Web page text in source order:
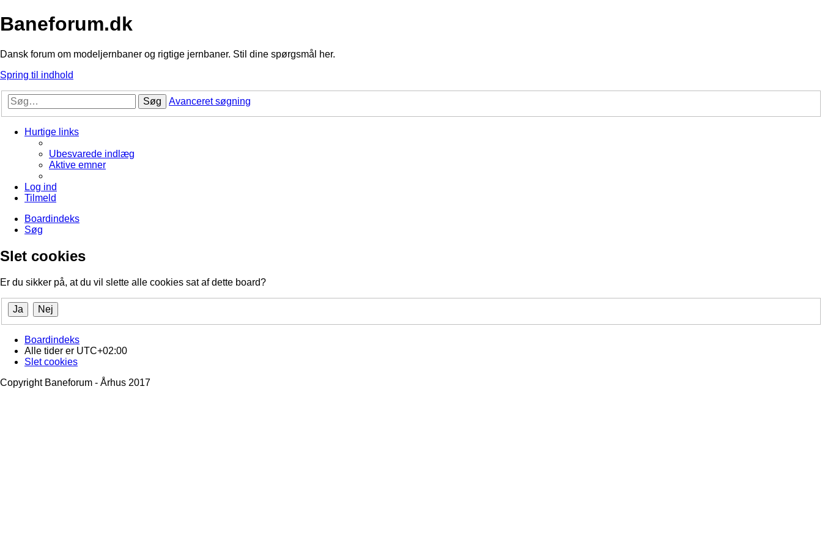
Baneforum.dk
Dansk forum om modeljernbaner og rigtige jernbaner. Stil dine spørgsmål her.
Spring til indhold
Søg Avanceret søgning
Hurtige links
Ubesvarede indlæg
Aktive emner
Log ind
Tilmeld
Boardindeks
Søg
Slet cookies
Er du sikker på, at du vil slette alle cookies sat af dette board?
Boardindeks
Alle tider er UTC+02:00
Slet cookies
Copyright Baneforum - Århus 2017